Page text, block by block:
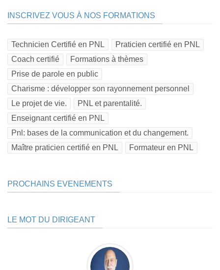
INSCRIVEZ VOUS À NOS FORMATIONS
Technicien Certifié en PNL
Praticien certifié en PNL
Coach certifié
Formations à thèmes
Prise de parole en public
Charisme : développer son rayonnement personnel
Le projet de vie.
PNL et parentalité.
Enseignant certifié en PNL
Pnl: bases de la communication et du changement.
Maître praticien certifié en PNL
Formateur en PNL
PROCHAINS EVENEMENTS
LE MOT DU DIRIGEANT